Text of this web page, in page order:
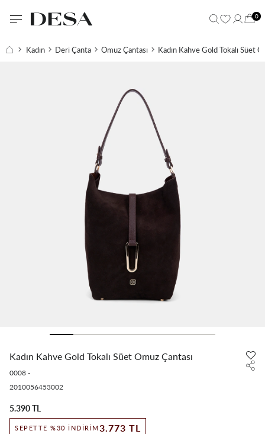
0
Kadın Deri Çanta Omuz Çantası Kadın Kahve Gold Tokalı Süet
Kadın Kahve Gold Tokalı Süet Omuz Çantası
0008 -
2010056453002
5.390 TL
SEPETTE %30 İNDIRIM3.773 TL